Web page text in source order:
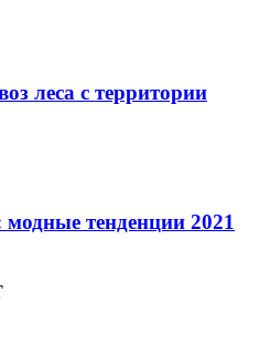
леса с территории
тенденции 2021